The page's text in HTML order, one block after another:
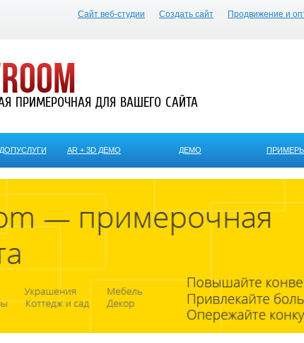
Сайт веб-студии Создать сайт Продвижение и
ПРИМЕРОЧНАЯ ДЛЯ ВАШЕГО САЙТА
ДОПУСЛУГИ AR + 3D ДЕМО ДЕМО